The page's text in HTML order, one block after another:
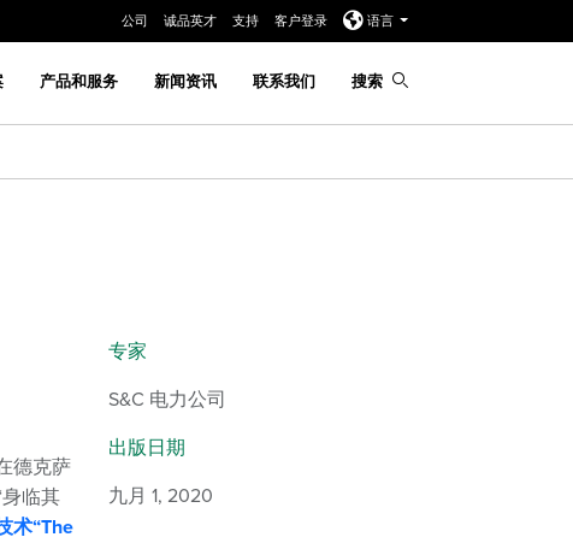
公司 诚品英才 支持 客户登录 语言
产品和服务 新闻资讯 联系我们 搜索
德克萨
临其
术“The
专家
S&C 电力公司
出版日期
九月 1, 2020